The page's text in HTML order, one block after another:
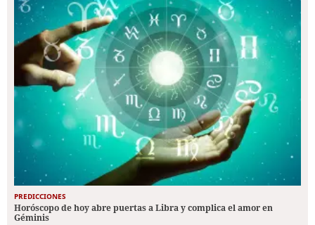
PREDICCIONES
Horóscopo de hoy abre puertas a Libra y complica el amor en
Géminis